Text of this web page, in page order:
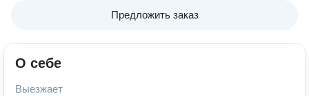
Предложить заказ
О себе
Выезжает